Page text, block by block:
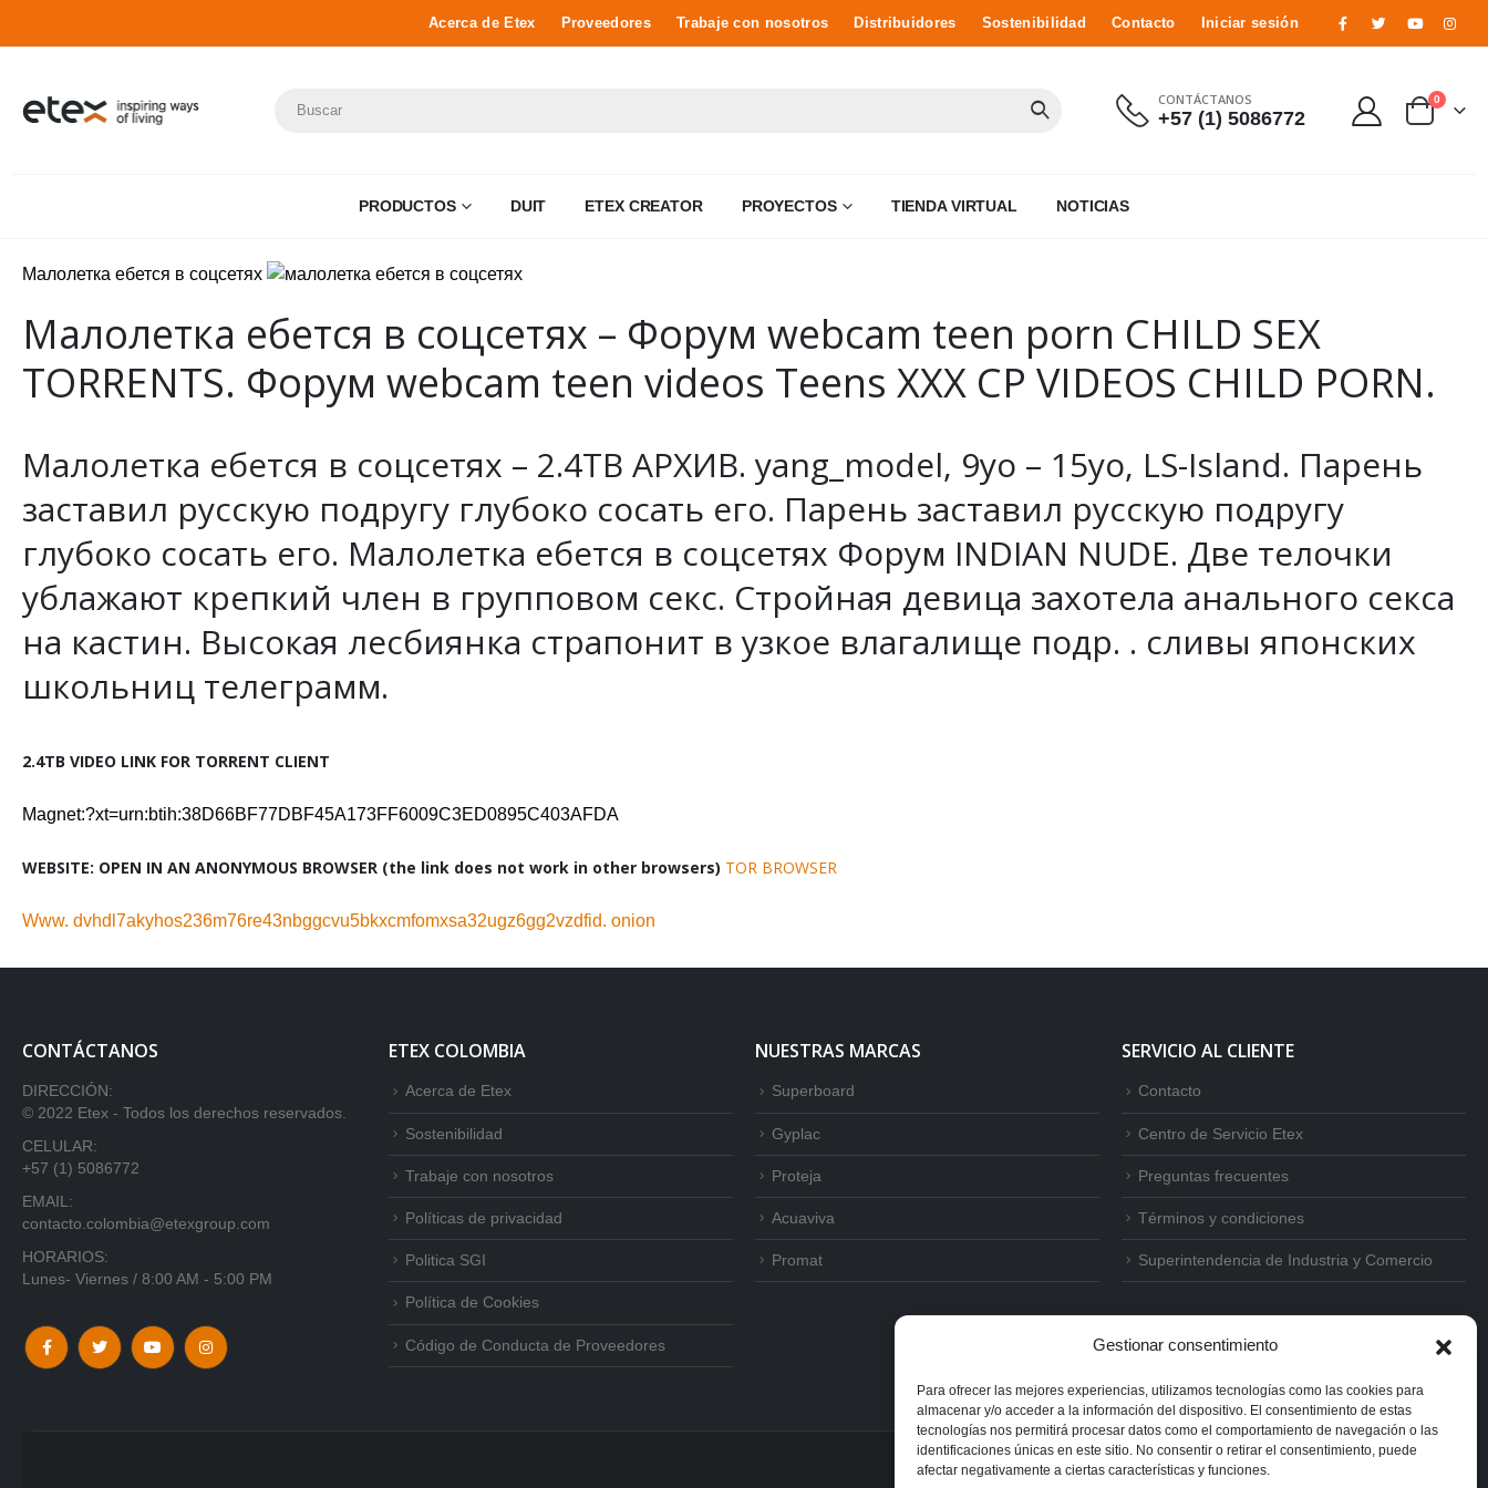
Gestionar consentimiento
Para ofrecer las mejores experiencias, utilizamos tecnologías como las cookies para
almacenar y/o acceder a la información del dispositivo. El consentimiento de estas
tecnologías nos permitirá procesar datos como el comportamiento de navegación o las
identificaciones únicas en este sitio. No consentir o retirar el consentimiento, puede
afectar negativamente a ciertas características y funciones.
Acerca de Etex Proveedores Trabaje con nosotros Distribuidores Sostenibilidad Contacto Iniciar sesión
CONTÁCTANOS
+57 (1) 5086772
0
PRODUCTOS DUIT ETEX CREATOR PROYECTOS TIENDA VIRTUAL NOTICIAS
Малолетка ебется в соцсетях
Малолетка ебется в соцсетях – Форум webcam teen porn CHILD SEX
TORRENTS. Форум webcam teen videos Teens XXX CP VIDEOS CHILD PORN.
Малолетка ебется в соцсетях – 2.4TB АРХИВ. yang_model, 9yo – 15yo, LS-Island. Парень
заставил русскую подругу глубоко сосать его. Парень заставил русскую подругу
глубоко сосать его. Малолетка ебется в соцсетях Форум INDIAN NUDE. Две телочки
ублажают крепкий член в групповом секс. Стройная девица захотела анального секса
на кастин. Высокая лесбиянка страпонит в узкое влагалище подр. . сливы японских
школьниц телеграмм.
2.4TB VIDEO LINK FOR TORRENT CLIENT
Magnet:?xt=urn:btih:38D66BF77DBF45A173FF6009C3ED0895C403AFDA
WEBSITE: OPEN IN AN ANONYMOUS BROWSER (the link does not work in other browsers) TOR BROWSER
Www. dvhdl7akyhos236m76re43nbggcvu5bkxcmfomxsa32ugz6gg2vzdfid. onion
CONTÁCTANOS
DIRECCIÓN:
© 2022 Etex - Todos los derechos reservados.
CELULAR:
+57 (1) 5086772
EMAIL:
contacto.colombia@etexgroup.com
HORARIOS:
Lunes- Viernes / 8:00 AM - 5:00 PM
ETEX COLOMBIA
Acerca de Etex
Sostenibilidad
Trabaje con nosotros
Políticas de privacidad
Politica SGI
Política de Cookies
Código de Conducta de Proveedores
NUESTRAS MARCAS
Superboard
Gyplac
Proteja
Acuaviva
Promat
SERVICIO AL CLIENTE
Contacto
Centro de Servicio Etex
Preguntas frecuentes
Términos y condiciones
Superintendencia de Industria y Comercio